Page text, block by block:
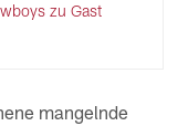
zu Gast
mangelnde